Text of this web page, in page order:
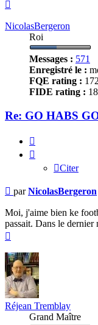
NicolasBergeron
Roi
Messages : 571
Enregistré le :
FQE rating :
FIDE rating :
Re: GO HABS
Citer
Message
parNicolasBergeron
Moi, j'aime bien ke
passait. Dans le
Réjean Tremblay
Grand Maître